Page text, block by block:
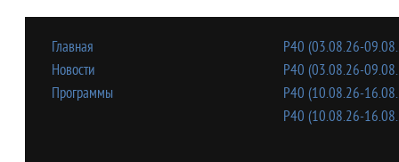
Главная
Новости
Программы
Р40 (03.08.26-
Р40 (03.08.26-
Р40 (10.08.26-
Р40 (10.08.26-